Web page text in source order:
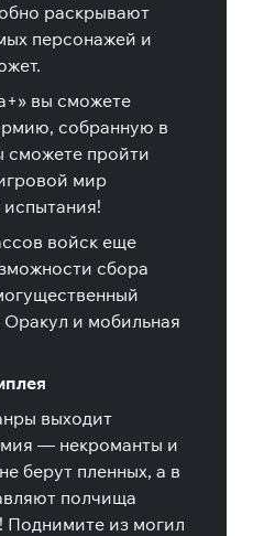
раскрывают
персонажей и
вы сможете
собранную в
сможете пройти
мир
войск еще
сбора
и мобильная
выходит
— некроманты и
берут пленных, а в
полчища
Поднимите из могил